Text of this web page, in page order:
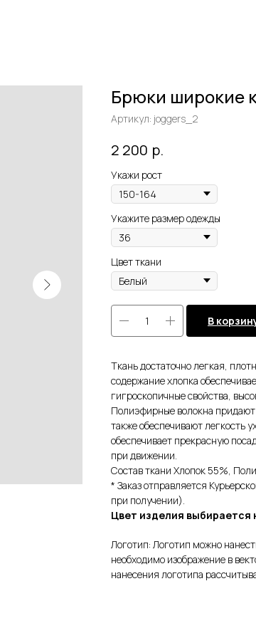
Брюки широкие
Артикул: joggers_2
2 200 р.
Укажи рост
Укажите размер одежды
Цвет ткани
В
Ткань достаточно легкая,
содержание хлопка
гигроскопичные свойства,
Полиэфирные волокна придают
также обеспечивают легкость
обеспечивает прекрасную
при движении.
Состав ткани Хлопок 55%,
* Заказ отправляется
при получении).
Цвет изделия выбирается
Логотип: Логотип можно
необходимо изображение в
нанесения логотипа